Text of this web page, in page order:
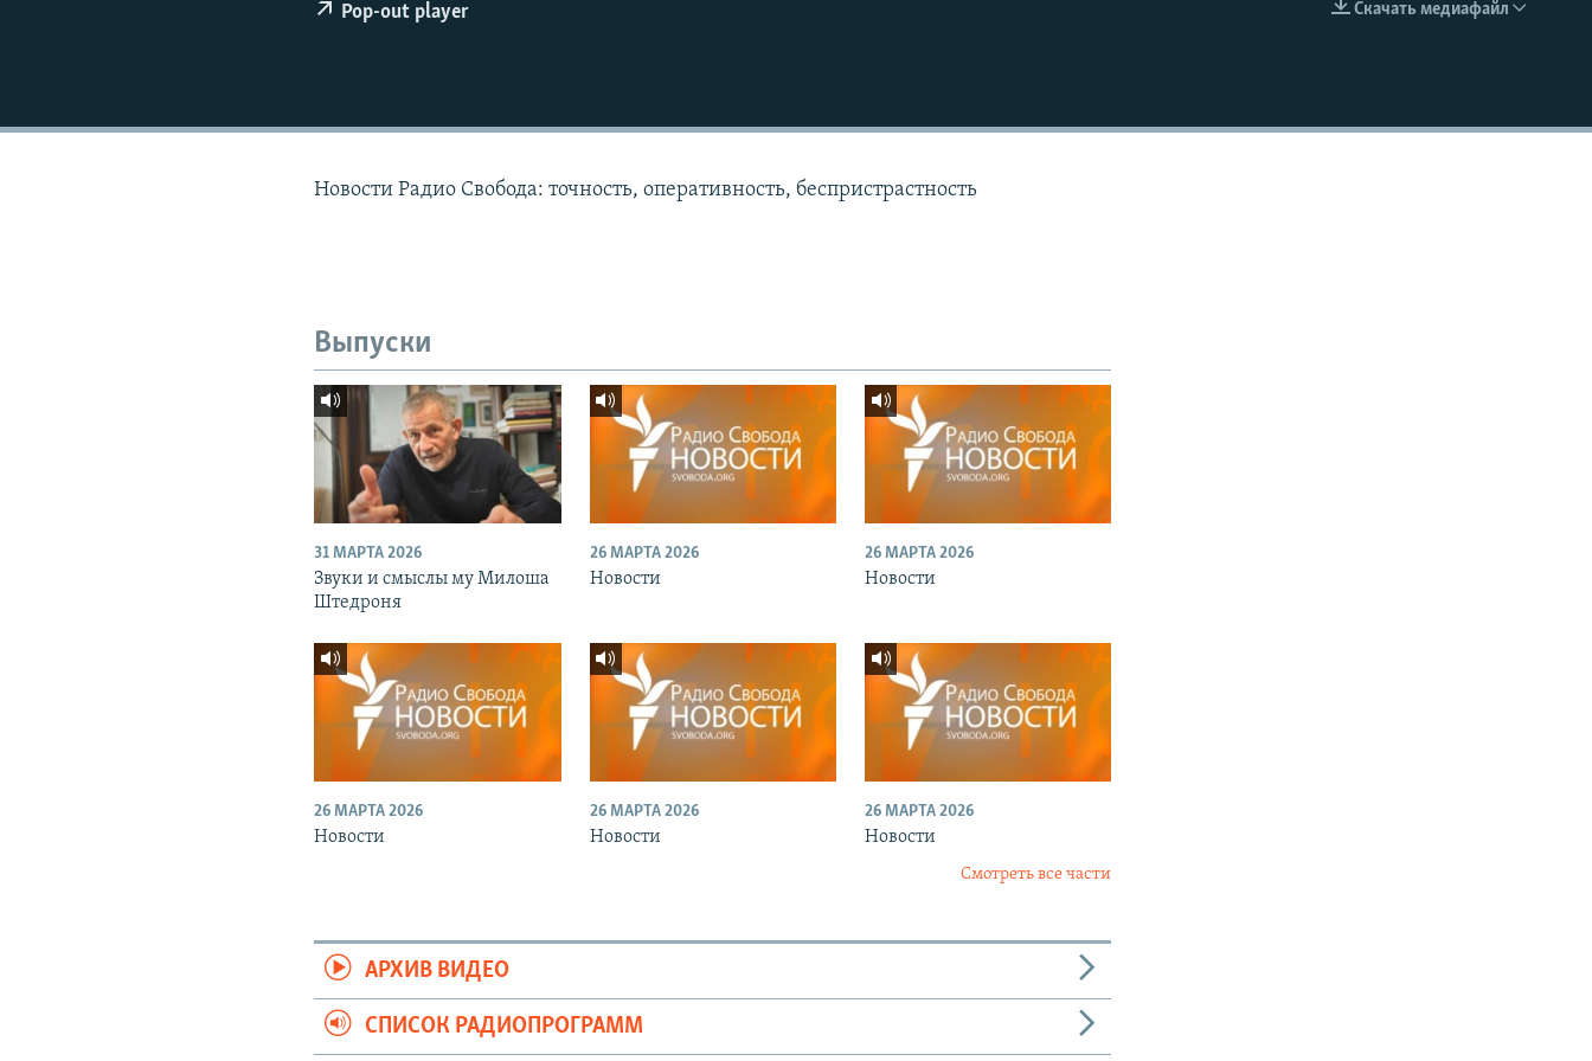
EMBED
Скачать медиафайл
Pop-out player
Новости Радио Свобода: точность, оперативность, беспристрастность
Выпуски
31 МАРТА 2026
Звуки и смыслы му Милоша
Штедроня
26 МАРТА 2026
Новости
26 МАРТА 2026
Новости
26 МАРТА 2026
Новости
26 МАРТА 2026
Новости
26 МАРТА 2026
Новости
Смотреть все части
АРХИВ ВИДЕО
СПИСОК РАДИОПРОГРАММ